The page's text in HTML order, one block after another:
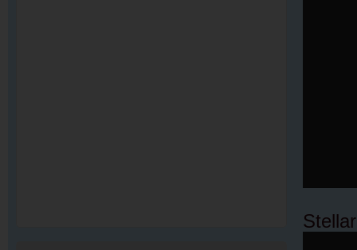
Stellar